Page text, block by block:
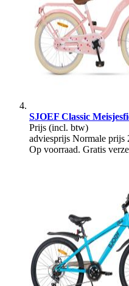
SJOEF Classic
Prijs (incl. btw)
adviesprijs Normale prijs
Op voorraad. Gratis